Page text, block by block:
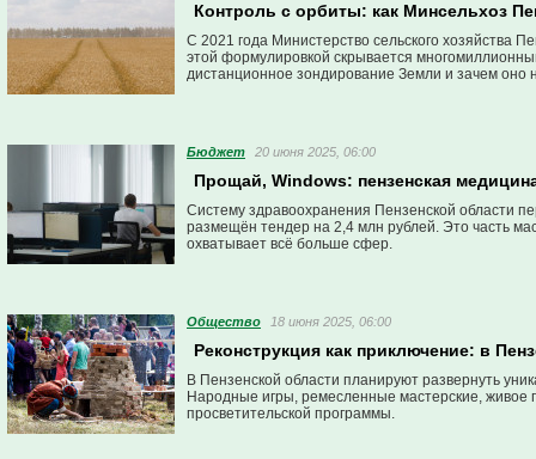
Контроль с орбиты: как Минсельхоз
С 2021 года Министерство сельского хозяйства
этой формулировкой скрывается
дистанционное зондирование Земли и зачем оно
Бюджет 20 июня 2025, 06:00
Прощай, Windows: пензенская
Систему здравоохранения Пензенской области
размещён тендер на 2,4 млн рублей. Это часть
охватывает всё больше сфер.
Общество 18 июня 2025, 06:00
Реконструкция как приключение: в
В Пензенской области планируют развернуть
Народные игры, ремесленные мастерские, живое
просветительской программы.